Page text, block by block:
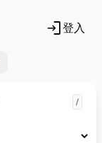
login登入
/